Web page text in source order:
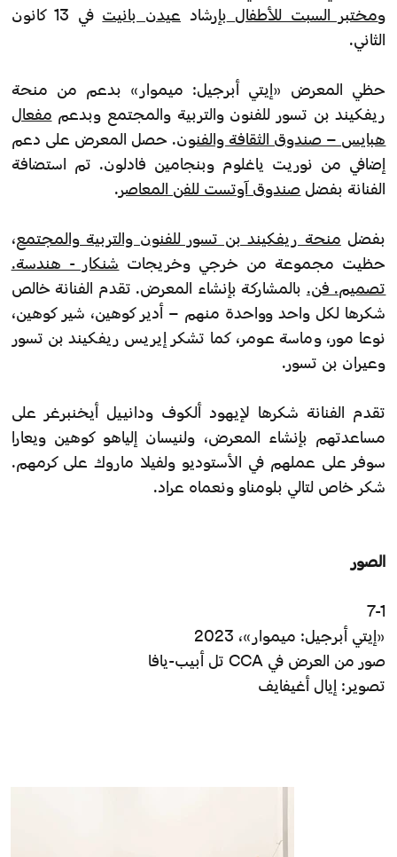
ومختبر السبت للأطفال بإرشاد عيدن بانيت
في 13 كانون
الثاني.
حظي المعرض «إيتي أبرجيل: ميموار» بدعم من منحة
ريفكيند بن تسور للفنون والتربية والمجتمع وبدعم مفعال
هبايس – صندوق الثقافة والفنون. حصل المعرض على دعم
إضافي من نوريت ياغلوم وبنجامين فادلون. تم استضافة
الفنانة بفضل صندوق آوتست للفن المعاصر.
بفضل منحة ريفكيند بن تسور للفنون والتربية والمجتمع،
حظيت مجموعة من خرجي وخريجات شنكار - هندسة.
تصميم. فن. بالمشاركة بإنشاء المعرض. تقدم الفنانة خالص
شكرها لكل واحد وواحدة منهم – أدير كوهين، شير كوهين،
نوعا مور، وماسة عومر، كما تشكر إيريس ريفكيند بن تسور
وعيران بن تسور.
تقدم الفنانة شكرها لإيهود ألكوف ودانييل أيخنبرغر على
مساعدتهم بإنشاء المعرض، ولنيسان إلياهو كوهين ويعارا
سوفر على عملهم في الأستوديو ولفيلا ماروك على كرمهم.
شكر خاص لتالي بلومناو ونعماه عراد.
الصور
7-1
«إيتي أبرجيل: ميموار»، 2023
صور من العرض في CCA تل أبيب-يافا
تصوير: إيال أغيفايف